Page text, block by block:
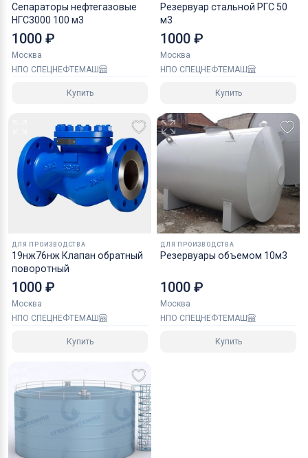
Сепараторы нефтегазовые
НГС3000 100 м3
1000 ₽
Москва
НПО СПЕЦНЕФТЕМАШ
Купить
Резервуар стальной РГС 50
м3
1000 ₽
Москва
НПО СПЕЦНЕФТЕМАШ
Купить
ДЛЯ ПРОИЗВОДСТВА
19нж76нж Клапан обратный
поворотный
1000 ₽
Москва
НПО СПЕЦНЕФТЕМАШ
Купить
ДЛЯ ПРОИЗВОДСТВА
Резервуары объемом 10м3
1000 ₽
Москва
НПО СПЕЦНЕФТЕМАШ
Купить